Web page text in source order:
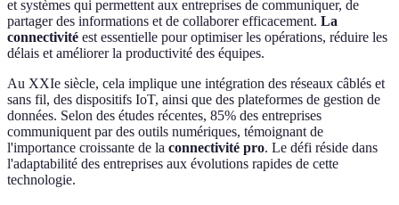
et systèmes qui permettent aux entreprises de communiquer, de
partager des informations et de collaborer efficacement. La
connectivité est essentielle pour optimiser les opérations, réduire les
délais et améliorer la productivité des équipes.
Au XXIe siècle, cela implique une intégration des réseaux câblés et
sans fil, des dispositifs IoT, ainsi que des plateformes de gestion de
données. Selon des études récentes, 85% des entreprises
communiquent par des outils numériques, témoignant de
l'importance croissante de la connectivité pro. Le défi réside dans
l'adaptabilité des entreprises aux évolutions rapides de cette
technologie.